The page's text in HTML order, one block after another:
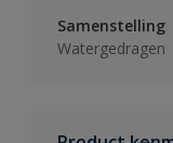
Samenstelling
Watergedragen